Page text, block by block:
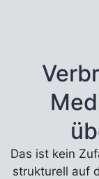
Das ist kein
strukturell auf